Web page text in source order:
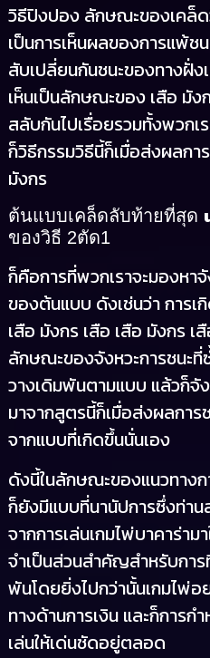
วิธีปิงปอง ลักษณะของเคล็
เป็นการเห็นผลของการแพ้
สับเปลี่ยนกันชนะของทางฝั่ง
เห็นเป็นลักษณะของ เสือ มัง
สลับกันไปเรื่อยรวมทั้งพวกเ
ก็วิธีกรรมวิธีนี้ก็เมื่อส่งผลกา
มังกร
ต้นแบบเคล็ดลับท้ายที่สุด
ของวิธี 2ตัด1
ก็คือการที่พวกเราจะมองหา
ของต้นแบบ ดังเช่นว่า การ
เสือ มังกร เสือ เสือ มังกร เ
ลักษณะของจังหวะการชนะที่
วางเดิมพันตามแบบ แล้วก็จั
มาจากสูตรนี้ก็เมื่อส่งผลการ
จากแบบที่เกิดขึ้นนั่นเอง
ดังนี้ในลักษณะของแนวทางก
ก็ยังมีแบบที่นานัปการซึ่งท่าน
จากการเล่นเกมไพ่บาคาร่า
จำเป็นส่วนสำคัญสำหรับการ
พันโดยยิ่งไปกว่านั้นเกมไพ่
ทางด้านการเงิน และก็การ
เล่นให้เด่นชัดอยู่ตลอด